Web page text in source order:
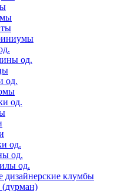
од.
од.
од.
од.
од.
од.
дизайнерские клумбы